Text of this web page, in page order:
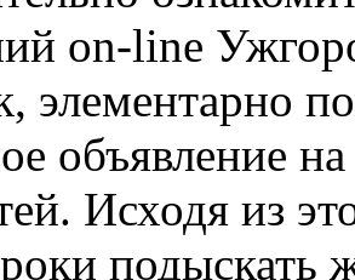
on-line
элементарно
объявление
Исходя из
подыскать